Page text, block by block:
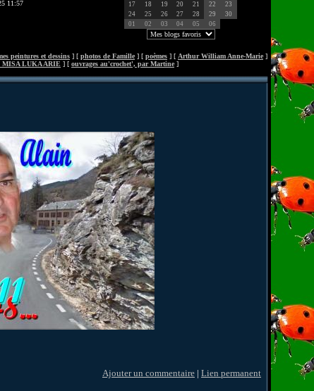
11:57
17
18 19 20 21 22
23
24
25 26 27 28 29
30
01
02 03 04 05 06
peintures et dessins ] [ photos de Famille ] [ poèmes ] [ Arthur William Anne-Marie ]
MISA LUKA ARIE ] [ ouvrages au'crochet', par Martine ]
Ajouter un commentaire | Lien permanent